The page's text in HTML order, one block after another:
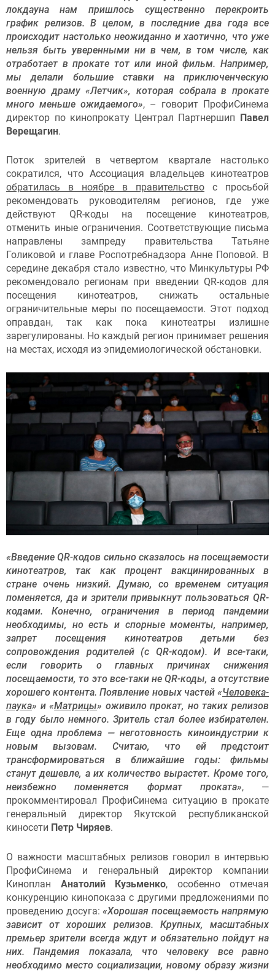
локдауна нам пришлось существенно перекроить
график релизов. В целом, в последние два года все
происходит настолько неожиданно и хаотично, что уже
нельзя быть уверенными ни в чем, в том числе, как
отработает в прокате тот или иной фильм. Например,
мы делали большие ставки на приключенческую
военную драму «Летчик», которая собрала в прокате
много меньше ожидаемого», – говорит ПрофиСинема
директор по кинопрокату Централ Партнершип Павел
Верещагин.
Поток зрителей в четвертом квартале настолько
сократился, что Ассоциация владельцев кинотеатров
обратилась в ноябре в правительство с просьбой
рекомендовать руководителям регионов, где уже
действуют QR-коды на посещение кинотеатров,
отменить иные ограничения. Соответствующие письма
направлены зампреду правительства Татьяне
Голиковой и главе Роспотребнадзора Анне Поповой. В
середине декабря стало известно, что Минкультуры РФ
рекомендовало регионам при введении QR-кодов для
посещения кинотеатров, снижать остальные
ограничительные меры по посещаемости. Этот подход
оправдан, так как пока кинотеатры излишне
зарегулированы. Но каждый регион принимает решения
на местах, исходя из эпидемиологической обстановки.
«Введение QR-кодов сильно сказалось на посещаемости
кинотеатров, так как процент вакцинированных в
стране очень низкий. Думаю, со временем ситуация
поменяется, да и зрители привыкнут пользоваться QR-
кодами. Конечно, ограничения в период пандемии
необходимы, но есть и спорные моменты, например,
запрет посещения кинотеатров детьми без
сопровождения родителей (с QR-кодом). И все-таки,
если говорить о главных причинах снижения
посещаемости, то это все-таки не QR-коды, а отсутствие
хорошего контента. Появление новых частей «Человека-
паука» и «Матрицы» оживило прокат, но таких релизов
в году было немного. Зритель стал более избирателен.
Еще одна проблема — неготовность киноиндустрии к
новым вызовам. Считаю, что ей предстоит
трансформироваться в ближайшие годы: фильмы
станут дешевле, а их количество вырастет. Кроме того,
неизбежно поменяется формат проката», —
прокомментировал ПрофиСинема ситуацию в прокате
генеральный директор Якутской республиканской
киносети Петр Чиряев.
О важности масштабных релизов говорил в интервью
ПрофиСинема и генеральный директор компании
Киноплан Анатолий Кузьменко, особенно отмечая
конкуренцию кинопоказа с другими предложениями по
проведению досуга: «Хорошая посещаемость напрямую
зависит от хороших релизов. Крупных, масштабных
премьер зрители всегда ждут и обязательно пойдут на
них. Пандемия показала, что человеку все равно
необходимо место социализации, новому образу жизни